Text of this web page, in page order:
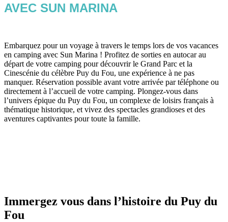
AVEC SUN MARINA
Embarquez pour un voyage à travers le temps lors de vos vacances
en camping avec Sun Marina ! Profitez de sorties en autocar au
départ de votre camping pour découvrir le Grand Parc et la
Cinescénie du célèbre Puy du Fou, une expérience à ne pas
manquer. Réservation possible avant votre arrivée par téléphone ou
directement à l’accueil de votre camping. Plongez-vous dans
l’univers épique du Puy du Fou, un complexe de loisirs français à
thématique historique, et vivez des spectacles grandioses et des
aventures captivantes pour toute la famille.
Immergez vous dans l’histoire du Puy du
Fou